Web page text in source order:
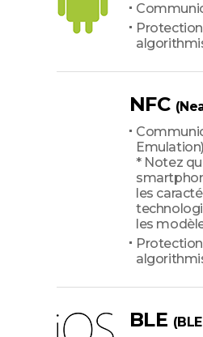
NFC
* Notez
les
les
BLE